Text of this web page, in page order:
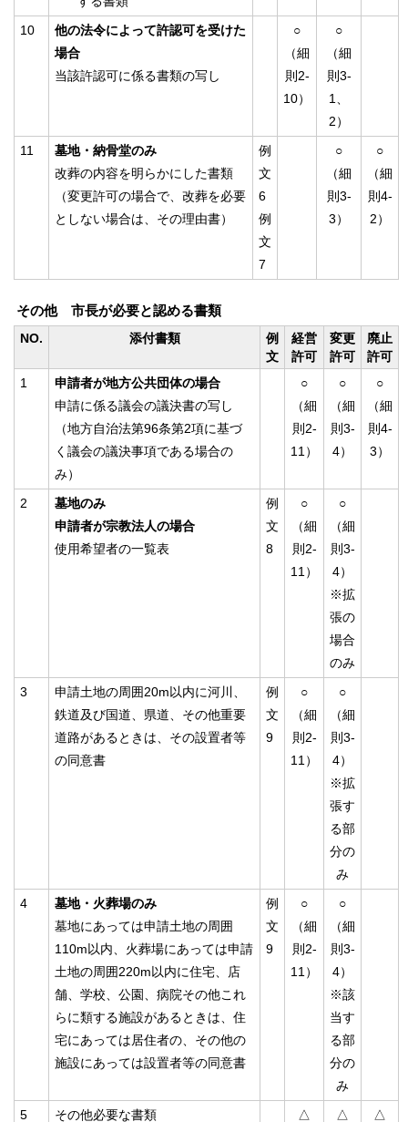
10
他の法令によって許認可を受けた
場合
当該許認可に係る書類の写し
○
（細
則2-
10）
○
（細
則3-
1、
2）
11
墓地・納骨堂のみ
改葬の内容を明らかにした書類
（変更許可の場合で、改葬を必要
としない場合は、その理由書）
例
文
6
例
文
7
○
（細
則3-
3）
○
（細
則4-
2）
その他 市長が必要と認める書類
NO. 添付書類
例
文
経営
許可
変更
許可
廃止
許可
1
申請者が地方公共団体の場合
申請に係る議会の議決書の写し
（地方自治法第96条第2項に基づ
く議会の議決事項である場合の
み）
○
（細
則2-
11）
○
（細
則3-
4）
○
（細
則4-
3）
2
墓地のみ
申請者が宗教法人の場合
使用希望者の一覧表
例
文
8
○
（細
則2-
11）
○
（細
則3-
4）
※拡
張の
場合
のみ
3
申請土地の周囲20m以内に河川、
鉄道及び国道、県道、その他重要
道路があるときは、その設置者等
の同意書
例
文
9
○
（細
則2-
11）
○
（細
則3-
4）
※拡
張す
る部
分の
み
4
墓地・火葬場のみ
墓地にあっては申請土地の周囲
110m以内、火葬場にあっては申請
土地の周囲220m以内に住宅、店
舗、学校、公園、病院その他これ
らに類する施設があるときは、住
宅にあっては居住者の、その他の
施設にあっては設置者等の同意書
例
文
9
○
（細
則2-
11）
○
（細
則3-
4）
※該
当す
る部
分の
み
5
その他必要な書類
△
△
△